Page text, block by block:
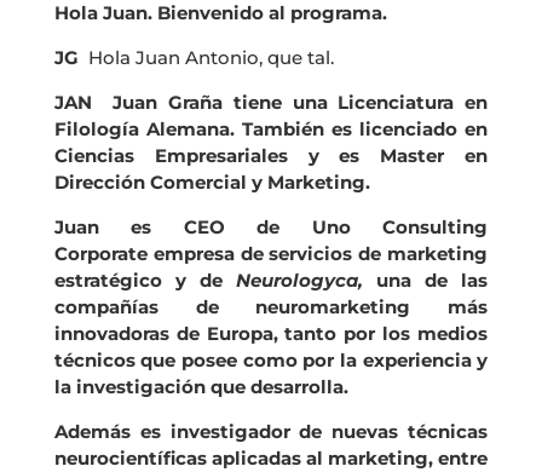
Hola Juan. Bienvenido al programa.
JG Hola Juan Antonio, que tal.
JAN Juan Graña tiene una Licenciatura en
Filología Alemana. También es licenciado en
Ciencias Empresariales y es Master en
Dirección Comercial y Marketing.
Juan es CEO de Uno Consulting
Corporate empresa de servicios de marketing
estratégico y de Neurologyca, una de las
compañías de neuromarketing más
innovadoras de Europa, tanto por los medios
técnicos que posee como por la experiencia y
la investigación que desarrolla.
Además es investigador de nuevas técnicas
neurocientíficas aplicadas al marketing, entre